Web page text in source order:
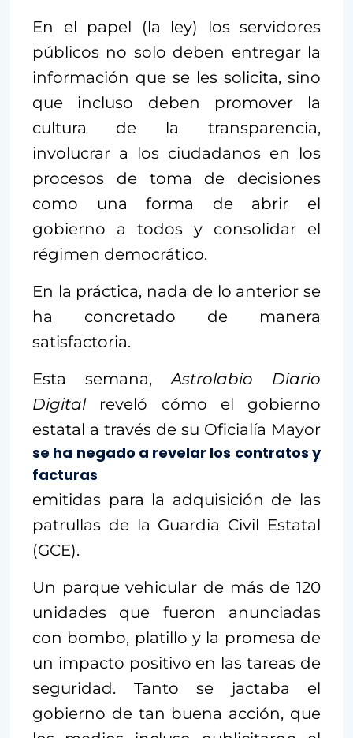
En el papel (la ley) los servidores
públicos no solo deben entregar la
información que se les solicita, sino
que incluso deben promover la
cultura de la transparencia,
involucrar a los ciudadanos en los
procesos de toma de decisiones
como una forma de abrir el
gobierno a todos y consolidar el
régimen democrático.
En la práctica, nada de lo anterior se
ha concretado de manera
satisfactoria.
Esta semana,Astrolabio Diario
Digitalreveló cómo el gobierno
estatal a través de su Oficialía Mayor
se ha negado a revelar los contratos y
facturas
emitidas para la adquisición de las
patrullas de la Guardia Civil Estatal
(GCE).
Un parque vehicular de más de 120
unidades que fueron anunciadas
con bombo, platillo y la promesa de
un impacto positivo en las tareas de
seguridad. Tanto se jactaba el
gobierno de tan buena acción, que